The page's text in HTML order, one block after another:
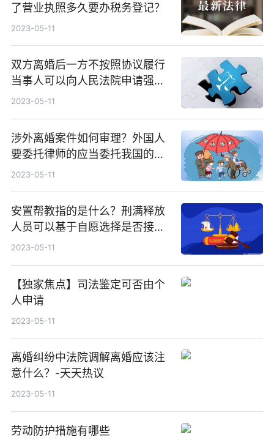
了营业执照多久要办税务登记？
2023-05-11
双方离婚后一方不按照协议履行
当事人可以向人民法院申请强制
执行吗？
2023-05-11
涉外离婚案件如何审理？外国人
要委托律师的应当委托我国的律
师吗？
2023-05-11
安置帮教指的是什么？刑满释放
人员可以基于自愿选择是否接受
吗？
2023-05-11
【独家焦点】司法鉴定可否由个
人申请
2023-05-11
离婚纠纷中法院调解离婚应该注
意什么？-天天热议
2023-05-11
劳动防护措施有哪些